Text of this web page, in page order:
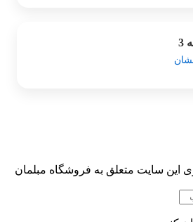
این سایت متعلق به فروشگاه مبلمان